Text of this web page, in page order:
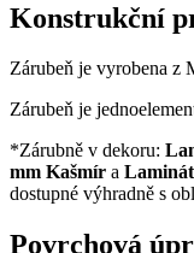
Konstrukční
Zárubeň je vyrobena z
Zárubeň je
*Zárubně v dekoru:
mm Kašmír a
dostupné výhradně s
Povrchová